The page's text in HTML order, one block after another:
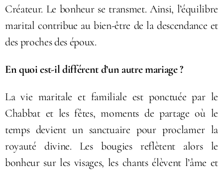
Créateur. Le bonheur se transmet. Ainsi, l’équilibre
marital contribue au bien-être de la descendance et
des proches des époux.
En quoi est-il différent d’un autre mariage ?
La vie maritale et familiale est ponctuée par le
Chabbat et les fêtes, moments de partage où le
temps devient un sanctuaire pour proclamer la
royauté divine. Les bougies reflètent alors le
bonheur sur les visages, les chants élèvent l’âme et